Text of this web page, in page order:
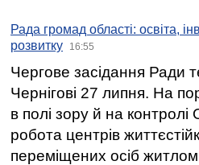
Рада громад області: освіта,
розвитку
16:55
Чергове засідання Ради
Чернігові 27 липня. На
в полі зору й на
робота центрів
переміщених осіб